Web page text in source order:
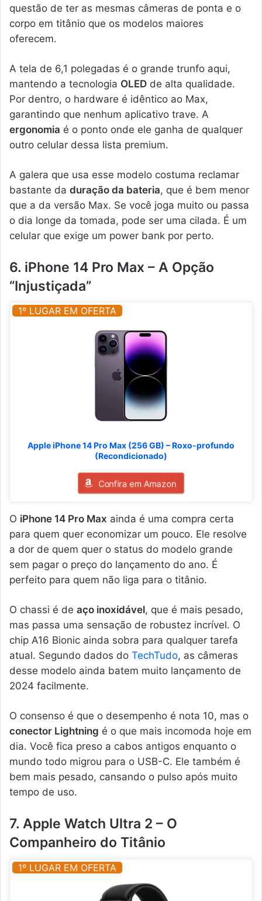
questão de ter as mesmas câmeras de ponta e o
corpo em titânio que os modelos maiores
oferecem.
A tela de 6,1 polegadas é o grande trunfo aqui,
mantendo a tecnologia OLED de alta qualidade.
Por dentro, o hardware é idêntico ao Max,
garantindo que nenhum aplicativo trave. A
ergonomia é o ponto onde ele ganha de qualquer
outro celular dessa lista premium.
A galera que usa esse modelo costuma reclamar
bastante da duração da bateria, que é bem menor
que a da versão Max. Se você joga muito ou passa
o dia longe da tomada, pode ser uma cilada. É um
celular que exige um power bank por perto.
6. iPhone 14 Pro Max – A Opção
“Injustiçada”
1º LUGAR EM OFERTA
Apple iPhone 14 Pro Max (256 GB) – Roxo-profundo
(Recondicionado)
Confira em Amazon
O iPhone 14 Pro Max ainda é uma compra certa
para quem quer economizar um pouco. Ele resolve
a dor de quem quer o status do modelo grande
sem pagar o preço do lançamento do ano. É
perfeito para quem não liga para o titânio.
O chassi é de aço inoxidável, que é mais pesado,
mas passa uma sensação de robustez incrível. O
chip A16 Bionic ainda sobra para qualquer tarefa
atual. Segundo dados do TechTudo, as câmeras
desse modelo ainda batem muito lançamento de
2024 facilmente.
O consenso é que o desempenho é nota 10, mas o
conector Lightning é o que mais incomoda hoje em
dia. Você fica preso a cabos antigos enquanto o
mundo todo migrou para o USB-C. Ele também é
bem mais pesado, cansando o pulso após muito
tempo de uso.
7. Apple Watch Ultra 2 – O
Companheiro do Titânio
1º LUGAR EM OFERTA